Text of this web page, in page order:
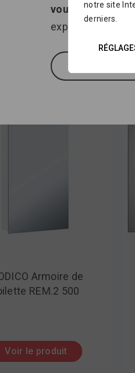
notre site
derniers.
catégorie
MODICO Miroir
lumineux Nordics LED
Voir le produit
vous pourrez
exposés des